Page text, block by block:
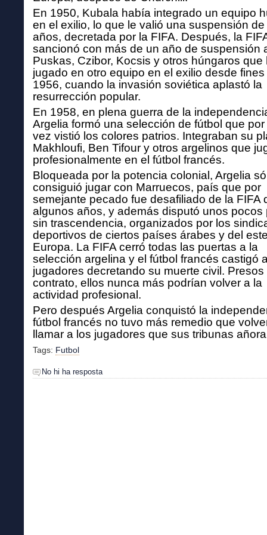
En 1950, Kubala había integrado un equipo
en el exilio, lo que le valió una suspensión
años, decretada por la FIFA. Después, la
sancionó con más de un año de suspensión
Puskas, Czibor, Kocsis y otros húngaros que
jugado en otro equipo en el exilio desde fines
1956, cuando la invasión soviética aplastó la
resurrección popular.
En 1958, en plena guerra de la
Argelia formó una selección de fútbol que
vez vistió los colores patrios. Integraban su
Makhloufi, Ben Tifour y otros argelinos que
profesionalmente en el fútbol francés.
Bloqueada por la potencia colonial, Argelia
consiguió jugar con Marruecos, país que por
semejante pecado fue desafiliado de la FIFA
algunos años, y además disputó unos pocos
sin trascendencia, organizados por los
deportivos de ciertos países árabes y del
Europa. La FIFA cerró todas las puertas a la
selección argelina y el fútbol francés castigó
jugadores decretando su muerte civil. Presos
contrato, ellos nunca más podrían volver a la
actividad profesional.
Pero después Argelia conquistó la
fútbol francés no tuvo más remedio que
llamar a los jugadores que sus tribunas
Tags: Futbol
No hi ha resposta